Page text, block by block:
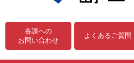
各課への
お問い合わせ
よくあるご質問